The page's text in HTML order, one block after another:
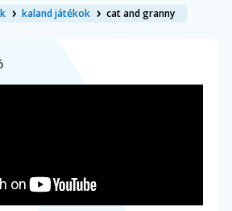
kaland játékok cat and granny